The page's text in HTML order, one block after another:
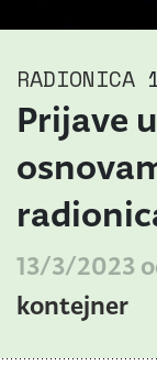
RADIONICA
Prijave
13/3/2023
kontejner